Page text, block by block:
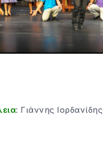
: Γιάννης Ιορδανίδης